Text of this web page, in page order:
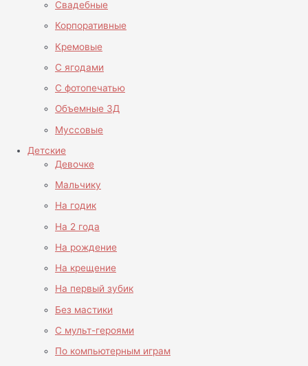
Свадебные
Корпоративные
Кремовые
С ягодами
С фотопечатью
Объемные 3Д
Муссовые
Детские
Девочке
Мальчику
На годик
На 2 года
На рождение
На крещение
На первый зубик
Без мастики
С мульт-героями
По компьютерным играм